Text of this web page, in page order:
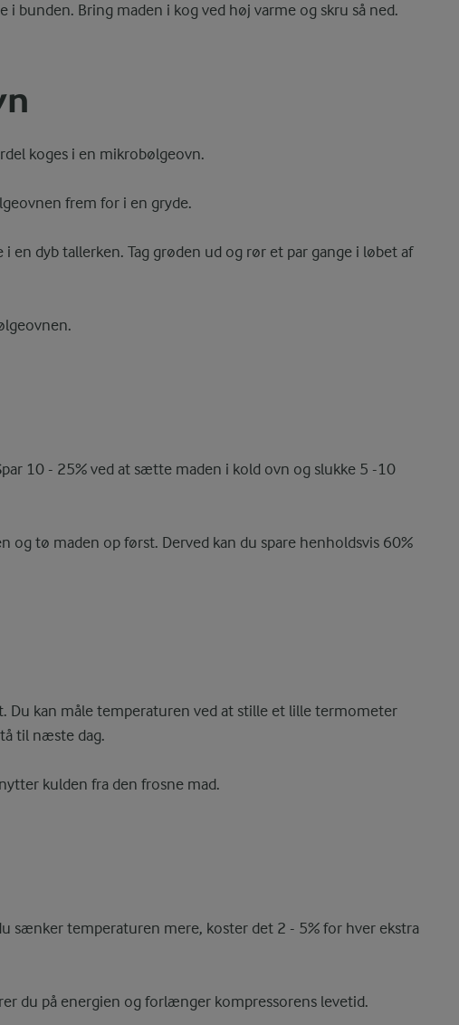
i bunden. Bring maden i kog ved høj varme og skru så ned.
koges i en mikrobølgeovn.
frem for i en gryde.
i en dyb tallerken. Tag grøden ud og rør et par gange i løbet af
10 - 25% ved at sætte maden i kold ovn og slukke 5 -10
og tø maden op først. Derved kan du spare henholdsvis 60%
Du kan måle temperaturen ved at stille et lille termometer
til næste dag.
kulden fra den frosne mad.
sænker temperaturen mere, koster det 2 - 5% for hver ekstra
du på energien og forlænger kompressorens levetid.